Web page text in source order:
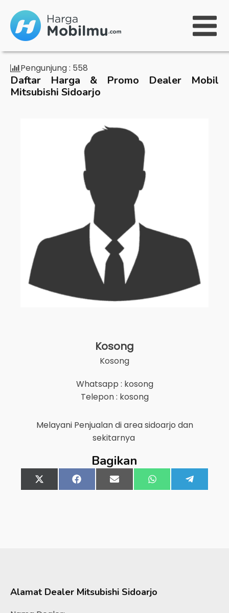
Pengunjung : 558
Daftar Harga & Promo Dealer Mobil
Mitsubishi Sidoarjo
Kosong
Kosong
Whatsapp : kosong
Telepon : kosong
Melayani Penjualan di areasidoarjo dan
sekitarnya
Bagikan
Share
on
X
(Twitter)
Share
on
FacebookShare
on
Email Share
on
WhatsApp
on
Alamat Dealer Mitsubishi Sidoarjo